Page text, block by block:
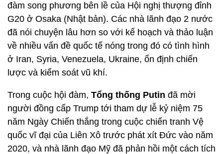
đàm song phương bên lề của Hội nghị thượng đỉnh
G20 ở Osaka (Nhật bản). Các nhà lãnh đạo 2 nước
đã nói chuyện lâu hơn so với kế hoạch và thảo luận
về nhiều vấn đề quốc tế nóng trong đó có tình hình
ở Iran, Syria, Venezuela, Ukraine, ổn định chiến
lược và kiểm soát vũ khí.
Trong cuộc hội đàm, Tổng thống Putin đã mời
người đồng cấp Trump tới tham dự lễ kỷ niệm 75
năm Ngày Chiến thắng trong cuộc chiến tranh Vệ
quốc vĩ đại của Liên Xô trước phát xít Đức vào năm
2020, và nhà lãnh đạo Mỹ đã phản hồi một cách tích